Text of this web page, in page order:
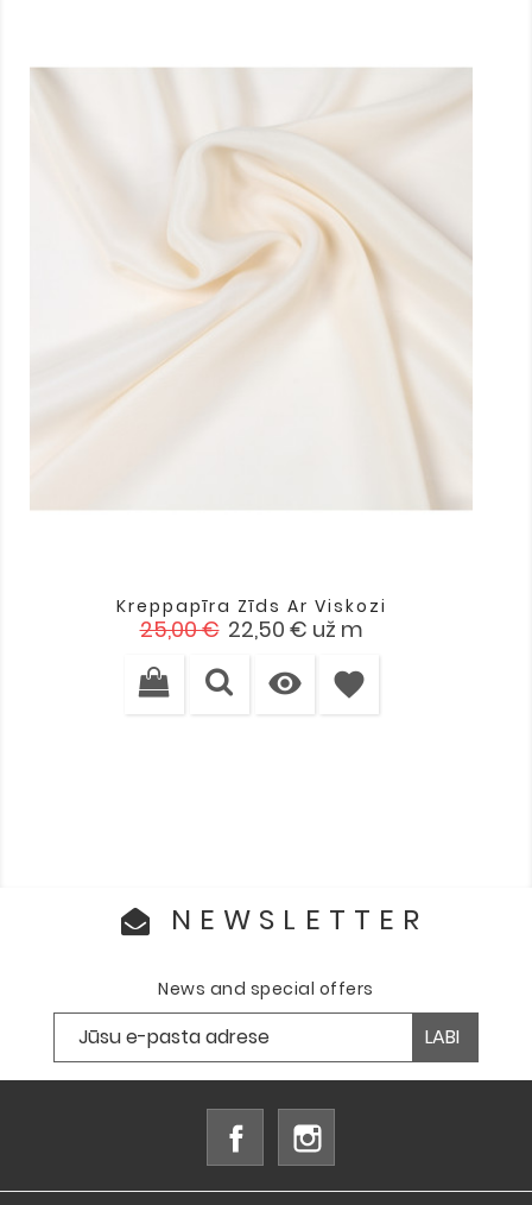
Kreppapīra Zīds Ar Viskozi
Standarta
25,00 € Cena
22,50 € už m
 favorite
NEWSLETTER
News and special offers
Facebook